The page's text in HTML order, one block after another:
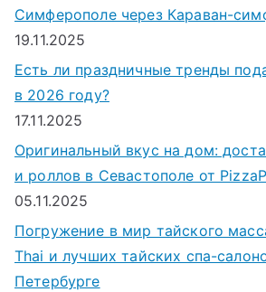
Симферополе через Караван-
19.11.2025
Есть ли праздничные тренды
в 2026 году?
17.11.2025
Оригинальный вкус на дом:
и роллов в Севастополе от
05.11.2025
Погружение в мир тайского
Thai и лучших тайских спа-
Петербурге